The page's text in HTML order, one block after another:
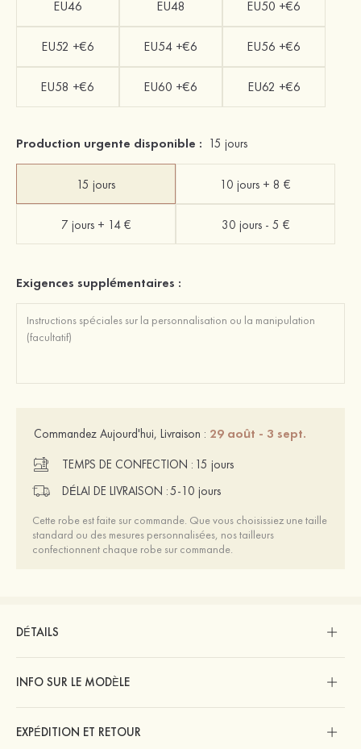
EU46 EU48 EU50 +€6
EU52 +€6 EU54 +€6 EU56 +€6
EU58 +€6 EU60 +€6 EU62 +€6
Production urgente disponible : 15 jours
15 jours 10 jours + 8 €
7 jours + 14 € 30 jours - 5 €
Exigences supplémentaires :
Commandez Aujourd'hui, Livraison : 29 août - 3 sept.
TEMPS DE CONFECTION : 15 jours
DÉLAI DE LIVRAISON :5-10 jours
Cette robe est faite sur commande. Que vous choisissiez une taille
standard ou des mesures personnalisées, nos tailleurs
confectionnent chaque robe sur commande.
DÉTAILS
INFO SUR LE MODÈLE
EXPÉDITION ET RETOUR